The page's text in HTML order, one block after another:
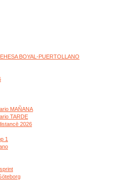
BOYAL-PUERTOLLANO
MAÑANA
TARDE
2026
1